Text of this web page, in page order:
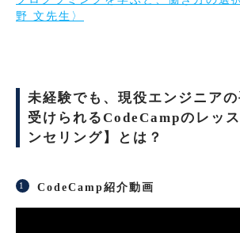
野 文先生〉
未経験でも、現役エンジニア
受けられるCodeCampのレッ
ンセリング】とは？
CodeCamp紹介動画